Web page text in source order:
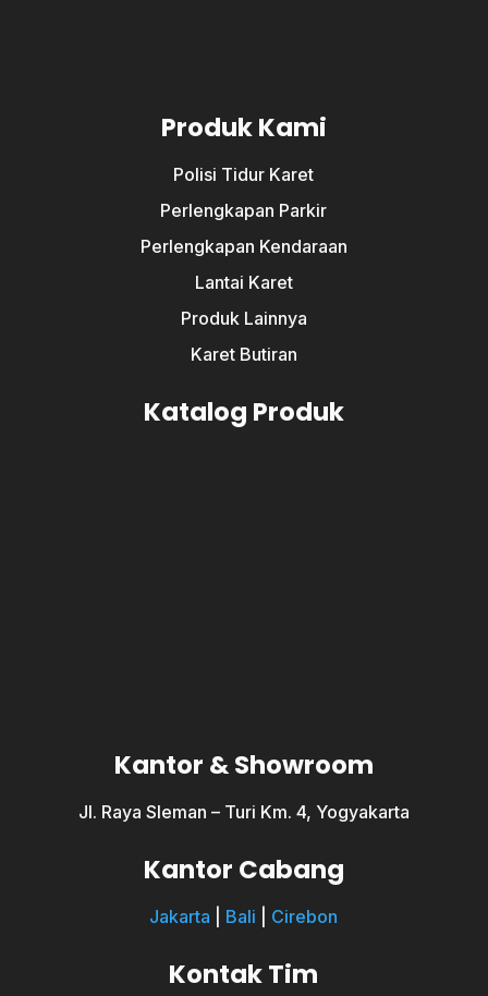
Produk Kami
Polisi Tidur Karet
Perlengkapan Parkir
Perlengkapan Kendaraan
Lantai Karet
Produk Lainnya
Karet Butiran
Katalog Produk
Kantor & Showroom
Jl. Raya Sleman – Turi Km. 4, Yogyakarta
Kantor Cabang
Jakarta Bali Cirebon
Kontak Tim